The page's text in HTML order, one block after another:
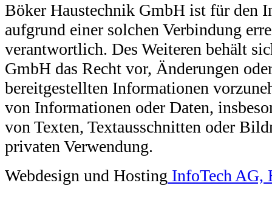
Böker Haustechnik GmbH ist für den
aufgrund einer solchen Verbindung
verantwortlich. Des Weiteren behält
GmbH das Recht vor, Änderungen
bereitgestellten Informationen
von Informationen oder Daten,
von Texten, Textausschnitten oder
privaten Verwendung.
Webdesign und Hosting InfoTech AG,